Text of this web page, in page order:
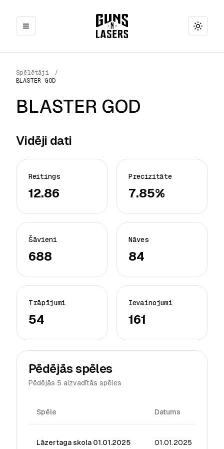
Toggle
Spēlētāji
/
BLASTER GOD
BLASTER GOD
Vidēji dati
Reitings
12.86
Precizitāte
7.85%
Šāvieni
688
Nāves
84
Trāpījumi
54
Ievainojumi
161
Pēdējās spēles
Pēdējās 5 aizvadītās spēles
Spēle Datums
Lāzertaga skola 01.01.2025 01.01.2025